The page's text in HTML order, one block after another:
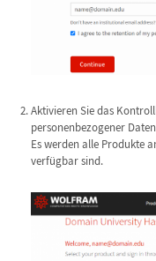
Aktivieren Sie das
personenbezogener
Es werden alle Produkte
verfügbar sind.